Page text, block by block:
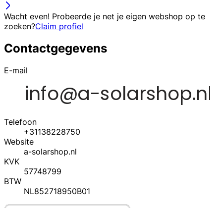
Wacht even! Probeerde je net je eigen webshop op te
zoeken?Claim profiel
Contactgegevens
E-mail
Telefoon
+31138228750
Website
a-solarshop.nl
KVK
57748799
BTW
NL852718950B01